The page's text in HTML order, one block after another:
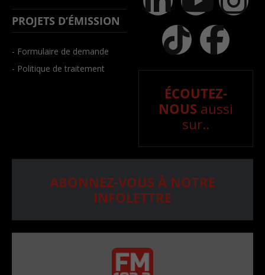
PROJETS D’ÉMISSION
- Formulaire de demande
- Politique de traitement
ÉCOUTEZ-
NOUS aussi
sur..
ABONNEZ-VOUS À NOTRE
INFOLETTRE